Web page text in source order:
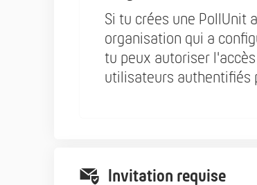
Si tu crées une PollUnit
organisation qui a
tu peux autoriser
utilisateurs authentifiés
Invitation requise